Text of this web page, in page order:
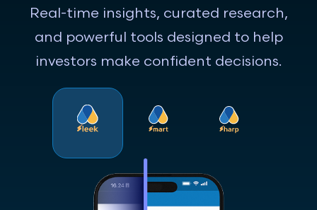
Real-time insights, curated research,
and powerful tools designed to help
investors make confident decisions.